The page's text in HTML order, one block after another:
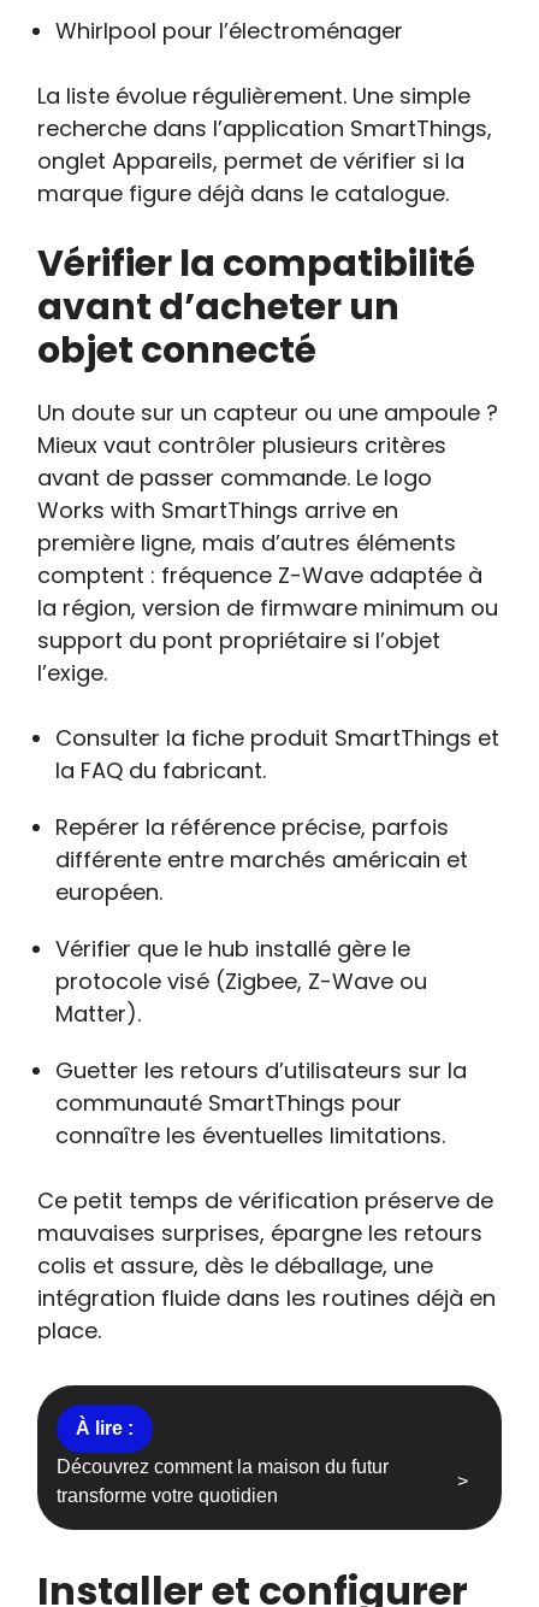
Whirlpool pour l’électroménager
La liste évolue régulièrement. Une simple
recherche dans l’application SmartThings,
onglet Appareils, permet de vérifier si la
marque figure déjà dans le catalogue.
Vérifier la compatibilité
avant d’acheter un
objet connecté
Un doute sur un capteur ou une ampoule ?
Mieux vaut contrôler plusieurs critères
avant de passer commande. Le logo
Works with SmartThings arrive en
première ligne, mais d’autres éléments
comptent : fréquence Z-Wave adaptée à
la région, version de firmware minimum ou
support du pont propriétaire si l’objet
l’exige.
Consulter la fiche produit SmartThings et
la FAQ du fabricant.
Repérer la référence précise, parfois
différente entre marchés américain et
européen.
Vérifier que le hub installé gère le
protocole visé (Zigbee, Z-Wave ou
Matter).
Guetter les retours d’utilisateurs sur la
communauté SmartThings pour
connaître les éventuelles limitations.
Ce petit temps de vérification préserve de
mauvaises surprises, épargne les retours
colis et assure, dès le déballage, une
intégration fluide dans les routines déjà en
place.
Découvrez comment la maison du futur
transforme votre quotidien
Installer et configurer